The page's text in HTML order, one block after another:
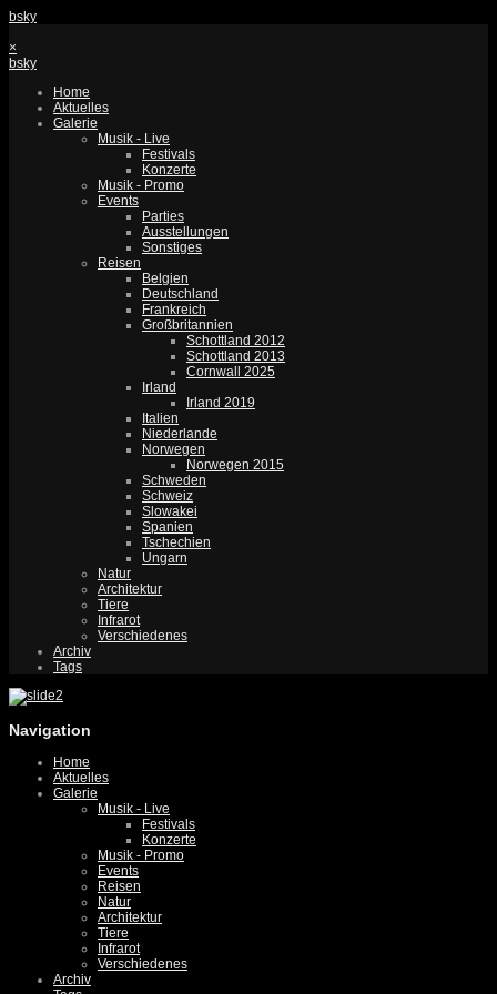
bsky
×
bsky
Home
Aktuelles
Galerie
Musik - Live
Festivals
Konzerte
Musik - Promo
Events
Parties
Ausstellungen
Sonstiges
Reisen
Belgien
Deutschland
Frankreich
Großbritannien
Schottland 2012
Schottland 2013
Cornwall 2025
Irland
Irland 2019
Italien
Niederlande
Norwegen
Norwegen 2015
Schweden
Schweiz
Slowakei
Spanien
Tschechien
Ungarn
Natur
Architektur
Tiere
Infrarot
Verschiedenes
Archiv
Tags
Navigation
Home
Aktuelles
Galerie
Musik - Live
Festivals
Konzerte
Musik - Promo
Events
Reisen
Natur
Architektur
Tiere
Infrarot
Verschiedenes
Archiv